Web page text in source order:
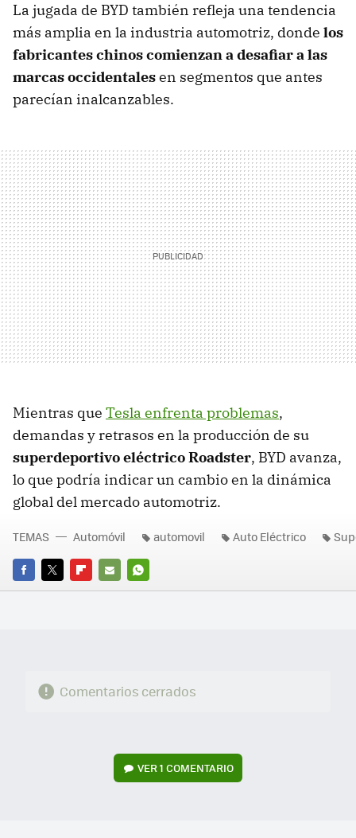
La jugada de BYD también refleja una tendencia
más amplia en la industria automotriz, donde los
fabricantes chinos comienzan a desafiar a las
marcas occidentalesen segmentos que antes
parecían inalcanzables.
Mientras que Tesla enfrenta problemas,
demandas y retrasos en la producción de su
superdeportivo eléctrico Roadster, BYD avanza,
lo que podría indicar un cambio en la dinámica
global del mercado automotriz.
FACEBOOK
TWITTERFLIPBOARD
E-
WHATSAPP
TEMAS Automóvil automovil Auto Eléctrico
Comentarios cerrados
VER1 COMENTARIO